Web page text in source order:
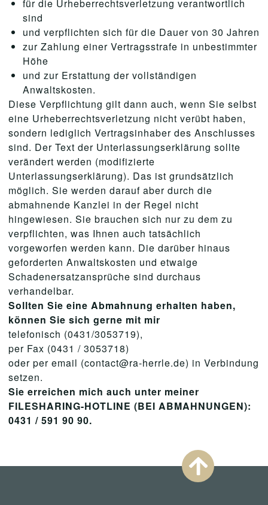
für die Urheberrechtsverletzung verantwortlich
sind
und verpflichten sich für die Dauer von 30 Jahren
zur Zahlung einer Vertragsstrafe in unbestimmter
Höhe
und zur Erstattung der vollständigen
Anwaltskosten.
Diese Verpflichtung gilt dann auch, wenn Sie selbst
eine Urheberrechtsverletzung nicht verübt haben,
sondern lediglich Vertragsinhaber des Anschlusses
sind. Der Text der Unterlassungserklärung sollte
verändert werden (modifizierte
Unterlassungserklärung). Das ist grundsätzlich
möglich. Sie werden darauf aber durch die
abmahnende Kanzlei in der Regel nicht
hingewiesen. Sie brauchen sich nur zu dem zu
verpflichten, was Ihnen auch tatsächlich
vorgeworfen werden kann. Die darüber hinaus
geforderten Anwaltskosten und etwaige
Schadenersatzansprüche sind durchaus
verhandelbar.
Sollten Sie eine Abmahnung erhalten haben,
können Sie sich gerne mit mir
telefonisch (0431/3053719),
per Fax (0431 / 3053718)
oder per email (contact@ra-herrle.de) in Verbindung
setzen.
Sie erreichen mich auch unter meiner
FILESHARING-HOTLINE (BEI ABMAHNUNGEN):
0431 / 591 90 90.